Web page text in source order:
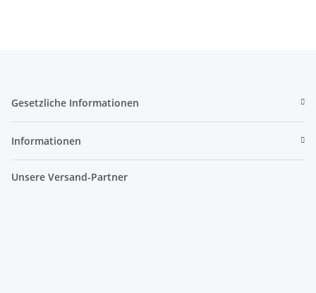
Gesetzliche Informationen
Informationen
Unsere Versand-Partner